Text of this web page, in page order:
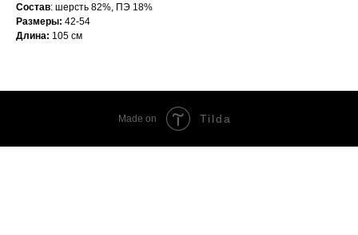
Состав: шерсть 82%, ПЭ 18%
Размеры: 42-54
Длина: 105 см
Made on Tilda